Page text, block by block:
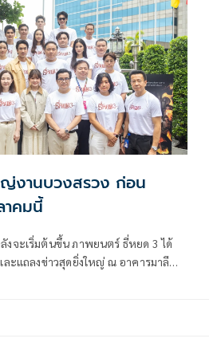
นบวงสรวง ก่อน
าคมนี้
งจะเริ่มต้นขึ้น ภาพยนตร์ ธี่หยด 3 ได้
ะแถลงข่าวสุดยิ่งใหญ่ ณ อาคารมาลี